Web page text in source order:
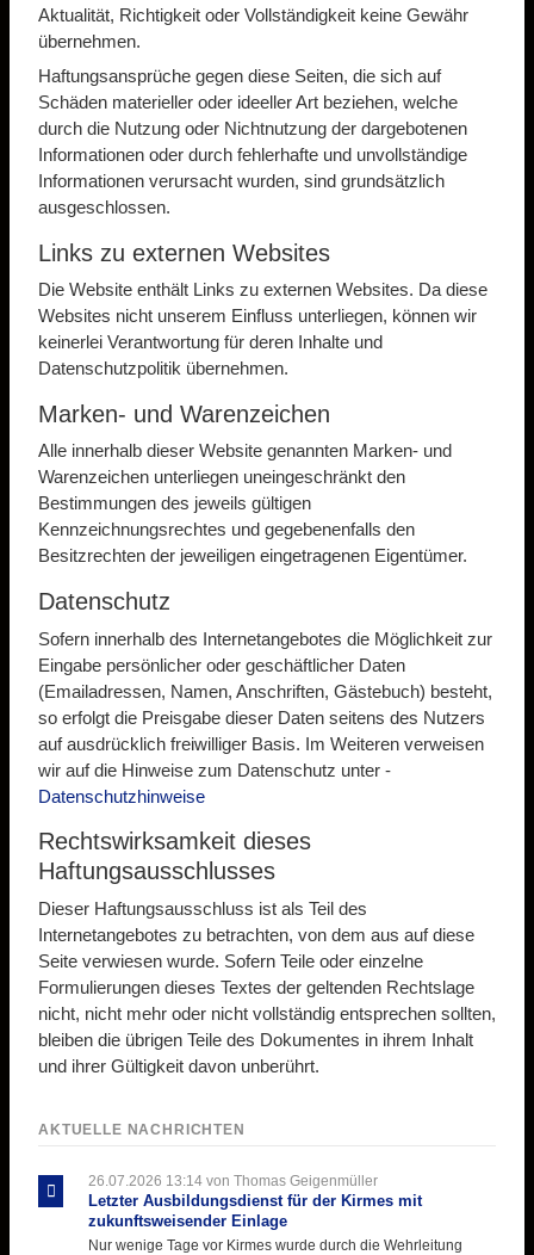
Aktualität, Richtigkeit oder Vollständigkeit keine Gewähr
übernehmen.
Haftungsansprüche gegen diese Seiten, die sich auf
Schäden materieller oder ideeller Art beziehen, welche
durch die Nutzung oder Nichtnutzung der dargebotenen
Informationen oder durch fehlerhafte und unvollständige
Informationen verursacht wurden, sind grundsätzlich
ausgeschlossen.
Links zu externen Websites
Die Website enthält Links zu externen Websites. Da diese
Websites nicht unserem Einfluss unterliegen, können wir
keinerlei Verantwortung für deren Inhalte und
Datenschutzpolitik übernehmen.
Marken- und Warenzeichen
Alle innerhalb dieser Website genannten Marken- und
Warenzeichen unterliegen uneingeschränkt den
Bestimmungen des jeweils gültigen
Kennzeichnungsrechtes und gegebenenfalls den
Besitzrechten der jeweiligen eingetragenen Eigentümer.
Datenschutz
Sofern innerhalb des Internetangebotes die Möglichkeit zur
Eingabe persönlicher oder geschäftlicher Daten
(Emailadressen, Namen, Anschriften, Gästebuch) besteht,
so erfolgt die Preisgabe dieser Daten seitens des Nutzers
auf ausdrücklich freiwilliger Basis. Im Weiteren verweisen
wir auf die Hinweise zum Datenschutz unter -
Datenschutzhinweise
Rechtswirksamkeit dieses
Haftungsausschlusses
Dieser Haftungsausschluss ist als Teil des
Internetangebotes zu betrachten, von dem aus auf diese
Seite verwiesen wurde. Sofern Teile oder einzelne
Formulierungen dieses Textes der geltenden Rechtslage
nicht, nicht mehr oder nicht vollständig entsprechen sollten,
bleiben die übrigen Teile des Dokumentes in ihrem Inhalt
und ihrer Gültigkeit davon unberührt.
AKTUELLE NACHRICHTEN
26.07.2026 13:14von Thomas Geigenmüller
Letzter Ausbildungsdienst für der Kirmes mit
zukunftsweisender Einlage
Nur wenige Tage vor Kirmes wurde durch die Wehrleitung